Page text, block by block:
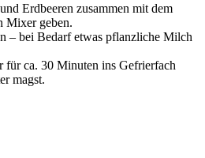
Erdbeeren zusammen mit dem
Mixer geben.
– bei Bedarf etwas pflanzliche Milch
für ca. 30 Minuten ins Gefrierfach
magst.